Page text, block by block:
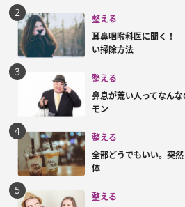
整える
耳鼻咽喉科医に聞く！
い掃除方法
整える
鼻息が荒い人ってなん
モン
整える
全部どうでもいい。突
体
整える